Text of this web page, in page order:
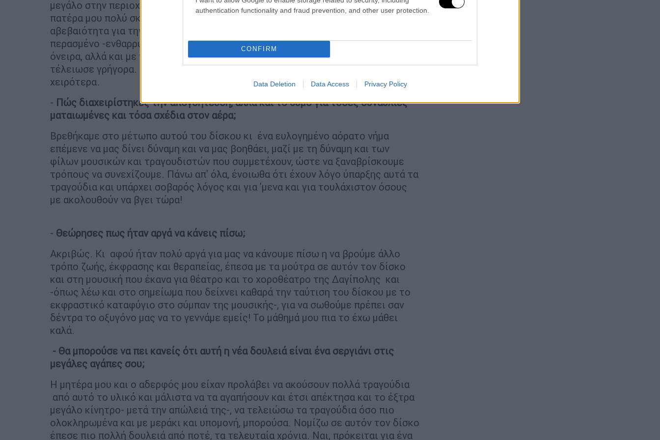
authentication functionality and fraud prevention, and other user protection.
CONFIRM
Data Deletion Data Access Privacy Policy
μεγάλο στην περιοχή μας, έχασα την μητέρα μου και τον μικρό αδερφό του
πατέρα μου πολύ σκληρά και μετά ήρθε και ο ιός, για να καταλήξουμε στη μεγάλη
αβεβαιότητα για την καθημερινότητα και την επιβίωση των καλλιτεχνών. Το
περασμένο -ενθαρρυντικό σε μικρό βαθμό- καλοκαίρι, με ψευδαίσθηση και
όνειρα, αλλά και με πολύ επιτυχημένες συναυλίες και με όλα τα μέτρα άψογα,
τέλειωσε γρήγορα. Πριν καλά καλά το καταλάβουμε, έφτασε το φθινόπωρο με τα
χειρότερα.
- Πώς διαχειρίστηκες την απογοήτευση, αλλά και το θυμό για τόσες συναυλίες
ματαιωμένες και τόσα σχέδια στον αέρα;
Βρεθήκαμε στο μέτωπο αυτού του δίσκου κι ένα ευλογημένο αόρατο νήμα
επέμενε να μας δίνει δύναμη και να μας βοηθάει, μαζί με τη δύναμη και των
φίλων μουσικών και τραγουδιστών που συμμετέχουν, ώστε να ξαναβρίσκουμε
τρόπους να συνεχίζουμε. Πάνω απ' όλα, ένοιωθα ότι έχουν λόγο ύπαρξης αυτά τα
τραγούδια και υπάρχει σοβαρός λόγος και για 'μενα και για τουλάχιστον όσους
με ακολουθούν να βγει τώρα!
- Θεώρησες πως ήταν αργά να κάνεις πίσω;
Ακριβώς. Κι αφού ήταν πολύ αργά για μας να κάνουμε πίσω η να βρούμε άλλο
τρόπο ζωής, έκφρασης και θεραπείας, έπεσα με τα μούτρα σε αυτόν τον δίσκο
και στη μουσική που έκανα για θέατρο και το χοροθέατρο της Δαγίπολης και
-όπως λέω και στο σημείωμα που δείχνει καθαρά την ταύτιση του δίσκου με το
εκφραστικό καταφύγιο στο σύμπαν της μουσικής-, για να σωθούμε πρέπει σαν
δέντρα το οξυγόνο μας να το γεννάμε εμείς! Το μάθημά μου πια το έχω μάθει
καλά.
- Θα μπορούσε να πει κανείς ότι αυτή η νέα δουλειά είναι ένα σεργιάνι στις
μεγάλες αγάπες σου;
Η μητέρα μου και ο αδερφός μου είχαν προλάβει να ακούσουν πολλά τραγούδια
από αυτό το υλικό και μάλιστα να τα αγαπήσουν και έτσι απέκτησα και το έξτρα
μεγάλο κίνητρο- μετά την απώλειά της-, να τελειώσω τα τραγούδια όσο πιο
ολοκληρωμένα και με μεράκι και υπομονή, μπορούσα. Νομίζω σε αυτόν τον δίσκο
έπεσε πιο πολλή δουλειά από ποτέ, τα τελευταία χρόνια. Ναι, πρόκειται για ένα